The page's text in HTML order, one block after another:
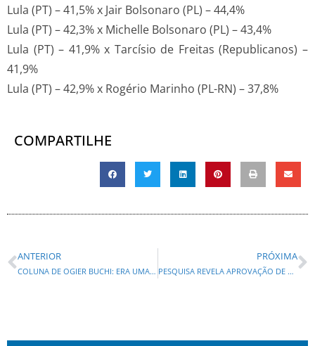
Lula (PT) – 41,5% x Jair Bolsonaro (PL) – 44,4%
Lula (PT) – 42,3% x Michelle Bolsonaro (PL) – 43,4%
Lula (PT) – 41,9% x Tarcísio de Freitas (Republicanos) –
41,9%
Lula (PT) – 42,9% x Rogério Marinho (PL-RN) – 37,8%
COMPARTILHE
ANTERIOR
COLUNA DE OGIER BUCHI: ERA UMA VEZ UM PAÍS!
PRÓXIMA
PESQUISA REVELA APROVAÇÃO DE 84% DE RATINHO JR. E QUE 70 % DOS PARANAENSES VOTARIAM NO CANDIDATO INDICADO POR ELE